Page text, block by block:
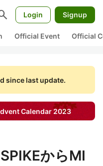
Login Signup
Official Event Official
since last update.
Calendar2023
からMI